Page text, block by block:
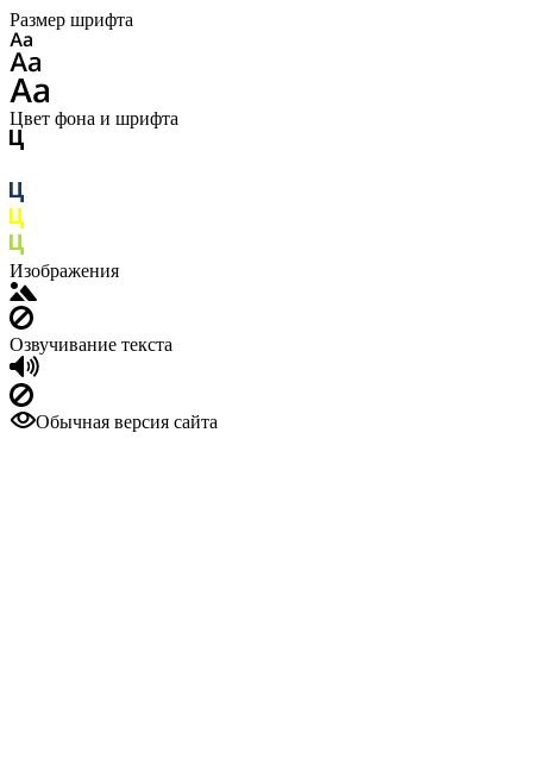
Размер шрифта
Цвет фона и шрифта
Изображения
Озвучивание текста
Обычная версия сайта